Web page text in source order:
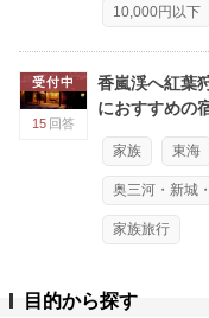
10,000円以下
受付中
15 回答
香嵐渓へ紅葉
におすすめの
家族 東海
奥三河・新城
家族旅行
目的から探す